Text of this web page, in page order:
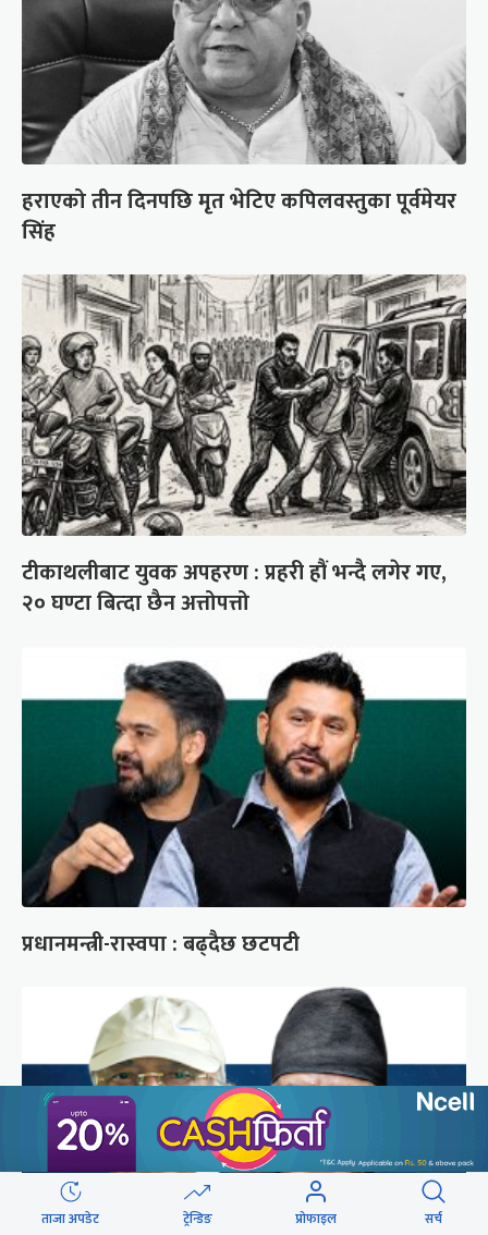
हराएको तीन दिनपछि मृत भेटिए कपिलवस्तुका पूर्वमेयर
सिंह
टीकाथलीबाट युवक अपहरण : प्रहरी हौं भन्दै लगेर गए,
२० घण्टा बित्दा छैन अत्तोपत्तो
प्रधानमन्त्री-रास्वपा : बढ्दैछ छटपटी
ताजा अपडेट ट्रेन्डिङ प्रोफाइल सर्च